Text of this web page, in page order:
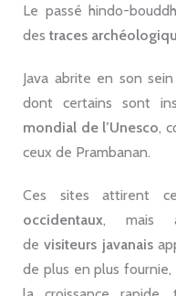
Le passé hindo-
des traces
Java abrite en son
dont certains sont
mondial de l’Unesco,
ceux de Prambanan.
Ces sites attirent
occidentaux, mais
devisiteurs javanais
de plus en plus fournie,